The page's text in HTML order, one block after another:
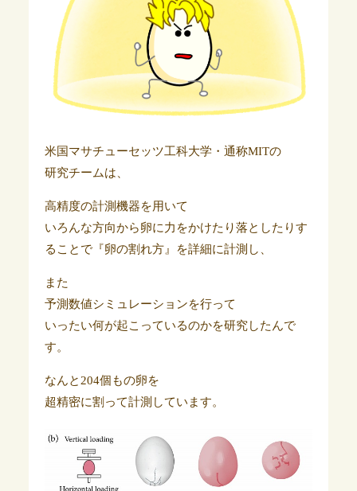
米国マサチューセッツ工科大学・通称MITの
研究チームは、
高精度の計測機器を用いて
いろんな方向から卵に力をかけたり落としたりす
ることで『卵の割れ方』を詳細に計測し、
また
予測数値シミュレーションを行って
いったい何が起こっているのかを研究したんで
す。
なんと204個もの卵を
超精密に割って計測しています。